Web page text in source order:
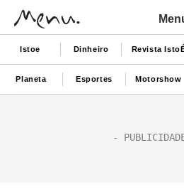
Istoe Dinheiro Revista
Planeta Esportes Motorshow